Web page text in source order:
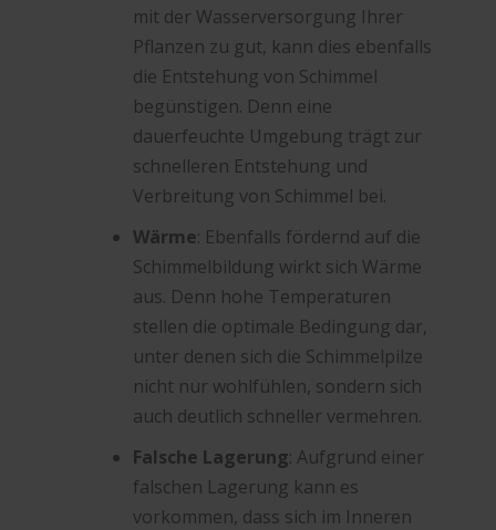
mit der Wasserversorgung Ihrer
Pflanzen zu gut, kann dies ebenfalls
die Entstehung von Schimmel
begünstigen. Denn eine
dauerfeuchte Umgebung trägt zur
schnelleren Entstehung und
Verbreitung von Schimmel bei.
Wärme: Ebenfalls fördernd auf die
Schimmelbildung wirkt sich Wärme
aus. Denn hohe Temperaturen
stellen die optimale Bedingung dar,
unter denen sich die Schimmelpilze
nicht nur wohlfühlen, sondern sich
auch deutlich schneller vermehren.
Falsche Lagerung: Aufgrund einer
falschen Lagerung kann es
vorkommen, dass sich im Inneren